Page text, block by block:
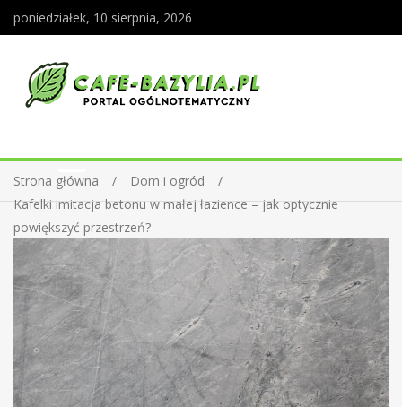
poniedziałek, 10 sierpnia, 2026
Strona główna
Dom i ogród
Kafelki imitacja betonu w małej łazience – jak optycznie
powiększyć przestrzeń?